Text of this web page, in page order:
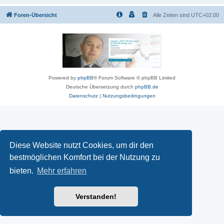
Diese Website nutzt Cookies, um dir den
bestmöglichen Komfort bei der Nutzung zu
bieten. Mehr erfahren
Verstanden!
Foren-Übersicht Alle Zeiten sind UTC+02:00
Powered by phpBB® Forum Software © phpBB Limited
Deutsche Übersetzung durch phpBB.de
Datenschutz| Nutzungsbedingungen